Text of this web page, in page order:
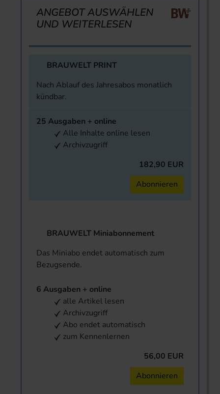
ANGEBOT AUSWÄHLEN
UND WEITERLESEN
BRAUWELT PRINT
Nach Ablauf des Jahresabos monatlich
kündbar.
25 Ausgaben + online
Alle Inhalte online lesen
Archivzugriff
182,90 EUR
Abonnieren
BRAUWELT Miniabonnement
Das Miniabo endet automatisch zum
Bezugsende.
6 Ausgaben + online
alle Artikel lesen
Archivzugriff
Abo endet automatisch
zum Kennenlernen
56,00 EUR
Abonnieren